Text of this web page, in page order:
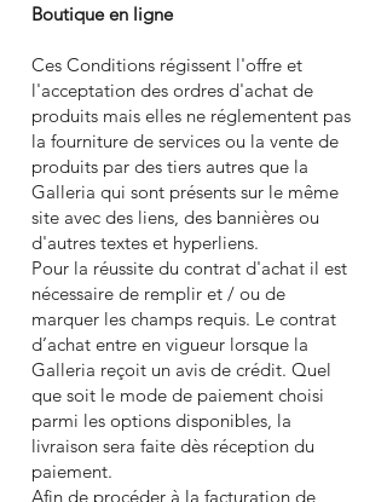
Boutique en ligne
Ces Conditions régissent l'offre et
l'acceptation des ordres d'achat de
produits mais elles ne réglementent pas
la fourniture de services ou la vente de
produits par des tiers autres que la
Galleria qui sont présents sur le même
site avec des liens, des bannières ou
d'autres textes et hyperliens.
Pour la réussite du contrat d'achat il est
nécessaire de remplir et / ou de
marquer les champs requis. Le contrat
d’achat entre en vigueur lorsque la
Galleria reçoit un avis de crédit. Quel
que soit le mode de paiement choisi
parmi les options disponibles, la
livraison sera faite dès réception du
paiement.
Afin de procéder à la facturation de